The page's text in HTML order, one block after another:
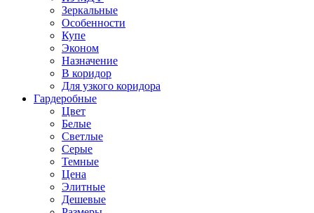
Зеркальные
Особенности
Купе
Эконом
Назначение
В коридор
Для узкого коридора
Гардеробные
Цвет
Белые
Светлые
Серые
Темные
Цена
Элитные
Дешевые